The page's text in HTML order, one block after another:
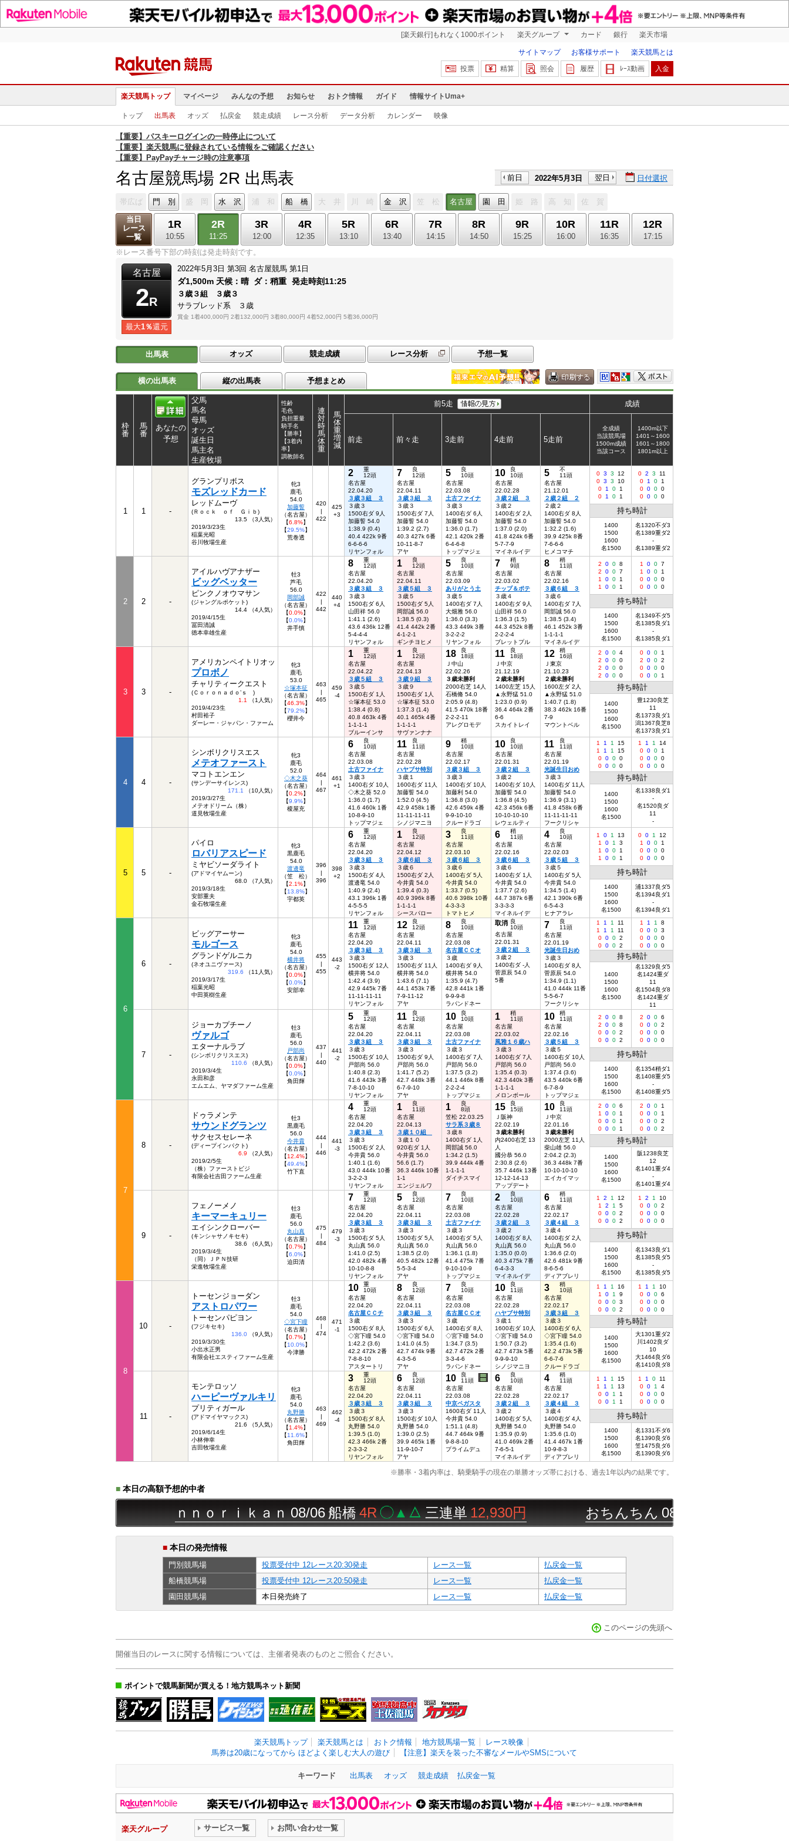
[楽天銀行]もれなく1000ポイント 楽天グループ カード 銀行 楽天市場
サイトマップ お客様サポート
楽天競馬とは
投票
精算 照会 履歴 ﾚｰｽ動画 入金
楽天競馬トップ マイページ みんなの予想 お知らせ おトク情報 ガイド 情報サイトUma+
トップ 出馬表 オッズ 払戻金 競走成績 レース分析 データ分析 カレンダー 映像
【重要】パスキーログインの一時停止について
【重要】楽天競馬に登録されている情報をご確認ください
【重要】PayPayチャージ時の注意事項
名古屋競馬場 2R 出馬表 前日 2022年5月3日 翌日 日付選択
帯広ば 門 別 盛 岡 水 沢 浦 和 船 橋 大 井 川 崎 金 沢 笠 松 名古屋 園 田 姫 路 高 知
佐 賀
当日
レース
一覧
1R
10:55
2R
11:25
3R
12:00
4R
12:35
5R
13:10
6R
13:40
7R
14:15
8R
14:50
9R
15:25
10R
16:00
11R
16:35
12R
17:15
※レース番号下部の時刻は発走時刻です。
名古屋
2R
最大1％還元
2022年5月3日 第3回 名古屋競馬 第1日
ダ1,500m 天候： 晴 ダ：稍重 発走時刻11:25
３歳３組 ３歳３
サラブレッド系 ３歳
賞金 1着400,000円 2着132,000円 3着80,000円 4着52,000円 5着36,000円
出馬表 オッズ 競走成績 レース分析 予想一覧
横の出馬表 縦の出馬表 予想まとめ
枠
番
馬
番
あなたの
予想
父馬
馬名
母馬
オッズ
誕生日
馬主名
生産牧場
性齢
毛色
負担重量
騎手名
【勝率】
【3着内
率】
調教師名
連
対
時
馬
体
重
馬
体
重
増
減
前5走 成績
前走 前々走 3走前 4走前 5走前
全成績
当該競馬場
1500m成績
当該コース
1400m以下
1401～1600
1601～1800
1801m以上
1 1 -
グランプリボス
モズレッドカード
レッドムーヴ
(Ｒｏｃｋ ｏｆ Ｇｉｂ)
13.5 （3人気）
2019/3/23生
稲葉光昭
谷川牧場生産
牝3
鹿毛
54.0
加藤誓
（名古屋）
【6.8%】
【29.5%】
荒巻透
420
|
422
425
+3
2
重
12頭
名古屋
22.04.20
３歳３組 ３
３歳３
1500右ダ 9人
加藤誓 54.0
1:38.9 (0.4)
40.4 422k 9番
6-6-6-6
リヤンフォル
7
良
12頭
名古屋
22.04.11
３歳３組 ３
３歳３
1500右ダ 7人
加藤誓 54.0
1:39.2 (2.7)
40.3 427k 6番
10-11-8-7
アヤ
5
良
10頭
名古屋
22.03.08
土古ファイナ
３歳３
1400右ダ 6人
加藤誓 54.0
1:36.0 (1.7)
42.1 420k 2番
6-4-6-8
トップマジェ
10
良
10頭
名古屋
22.02.28
３歳２組 ３
３歳２
1400右ダ 2人
加藤誓 54.0
1:37.0 (2.0)
41.8 424k 6番
5-7-7-9
マイネルイデ
5
不
11頭
名古屋
21.12.01
２歳２組 ２
２歳２
1400右ダ 8人
加藤誓 54.0
1:32.2 (1.6)
39.9 425k 8番
7-6-6-6
ヒメコマチ
0 3 3
12
0 3 3
10
0
1 0
1
0
1 0 1
0 2 3
11
0
1 0
1
0 0 0 0
0 0 0 0
持ち時計
1400
1500
1600
名1500
名1320不ダ3
名1389重ダ2
-
名1389重ダ2
2 2 -
アイルハヴアナザー
ビッグベッター
ピンクノオウマサン
(ジャングルポケット)
14.4 （4人気）
2019/4/15生
冨田清誠
徳本幸雄生産
牡3
芦毛
56.0
岡部誠
（名古屋）
【0.0%】
【0.0%】
井手慎
422
|
442
440
+4
8
重
12頭
名古屋
22.04.20
３歳３組 ３
３歳３
1500右ダ 6人
山田祥 56.0
1:41.1 (2.6)
43.6 436k 12番
5-4-4-4
リヤンフォル
1
良
12頭
名古屋
22.04.11
３歳５組 ３
３歳５
1500右ダ 5人
岡部誠 56.0
1:38.5 (0.3)
41.4 442k 2番
4-1-2-1
ギンチヨヒメ
5
良
10頭
名古屋
22.03.09
ありがとう土
３歳５
1400右ダ 7人
大畑雅 56.0
1:36.0 (3.3)
43.3 449k 3番
3-2-2-2
リヤンフォル
7
稍
9頭
名古屋
22.03.02
チップ＆ポテ
３歳４
1400右ダ 9人
山田祥 56.0
1:36.3 (1.5)
44.3 452k 8番
2-2-2-4
ブレットプル
8
稍
11頭
名古屋
22.02.16
３歳６組 ３
３歳６
1400右ダ 7人
岡部誠 56.0
1:38.5 (3.4)
46.1 452k 3番
1-1-1-1
マイネルイデ
2 0 0 8
2
0 0 7
1
0 0
1
1
0 0 1
1 0 0 7
1
0 0
1
0 0 0 0
0 0 0 0
持ち時計
1400
1500
1600
名1500
名1349不ダ5
名1385良ダ1
-
名1385良ダ1
3 3 -
アメリカンペイトリオッ
プロボノ
チャリティークエスト
(Ｃｏｒｏｎａｄｏ’ｓ )
1.1
（1人気）
2019/4/23生
村田裕子
ダーレー・ジャパン・ファーム
牝3
鹿毛
53.0
☆塚本征
（名古屋）
【46.3%】
【79.2%】
櫻井今
463
|
465
459
-4
1
重
12頭
名古屋
22.04.22
３歳５組 ３
３歳５
1500右ダ 1人
☆塚本征 53.0
1:38.4 (0.8)
40.8 463k 4番
1-1-1-1
ブルーインサ
1
良
12頭
名古屋
22.04.13
３歳９組 ３
３歳９
1500右ダ 1人
☆塚本征 53.0
1:37.3 (1.4)
40.1 465k 4番
1-1-1-1
サヴァンナナ
18
良
18頭
Ｊ中山
22.02.26
３歳未勝利
2000右芝 14人
石橋脩 54.0
2:05.9 (4.8)
41.5 470k 18番
2-2-2-11
アレグロモデ
11
良
18頭
Ｊ中京
21.12.19
２歳未勝利
1400左芝 15人
▲永野猛 51.0
1:23.0 (0.9)
36.4 464k 2番
6-6
スカイトレイ
12
稍
16頭
Ｊ東京
21.10.23
２歳未勝利
1600左ダ 2人
▲永野猛 51.0
1:40.7 (1.8)
38.3 462k 16番
7-9
マウントベル
2 0 0 4
2
0 0 0
2
0 0 0
2
0 0 0
0 0 0
1
2
0 0 2
0 0 0 0
0 0 0 1
持ち時計
1400
1500
1600
名1500
豊1230良芝
11
名1373良ダ1
潟1367良芝8
名1373良ダ1
4 4 -
シンボリクリスエス
メテオファースト
マコトエンエン
(サンデーサイレンス)
171.1
（10人気）
2019/3/27生
メテオドリーム（株）
道見牧場生産
牝3
鹿毛
52.0
◇木之葵
（名古屋）
【0.2%】
【9.9%】
榎屋充
464
|
467
461
+1
6
良
10頭
名古屋
22.03.08
土古ファイナ
３歳３
1400右ダ 10人
◇木之葵 52.0
1:36.0 (1.7)
41.6 460k 1番
10-8-9-10
トップマジェ
11
良
11頭
名古屋
22.02.28
ハヤブサ特別
３歳１
1600右ダ 11人
加藤誓 54.0
1:52.0 (4.5)
42.9 458k 1番
11-11-11-11
シノジマニヨ
9
稍
10頭
名古屋
22.02.17
３歳３組 ３
３歳３
1400右ダ 10人
加藤利 54.0
1:36.8 (3.0)
42.6 459k 4番
9-9-10-10
クルードラゴ
10
良
10頭
名古屋
22.01.31
３歳２組 ３
３歳２
1400右ダ 10人
加藤誓 54.0
1:36.8 (4.5)
42.3 456k 6番
10-10-10-10
レウェルティ
11
良
11頭
名古屋
22.01.19
光誕生日おめ
３歳３
1400右ダ 11人
加藤誓 54.0
1:36.9 (3.1)
41.8 458k 6番
11-11-11-11
フークリシャ
1 1 1
15
1
1 1
15
0 0 0 0
0 0 0 0
1 1 1
14
0 0 0
1
0 0 0 0
0 0 0 0
持ち時計
1400
1500
1600
名1500
名1338良ダ1
-
名1520良ダ
11
-
5 5 -
パイロ
ロバリアスピード
ミヤビソーダライト
(アドマイヤムーン)
68.0 （7人気）
2019/3/18生
安部重夫
金石牧場生産
牝3
黒鹿毛
54.0
渡邊竜
（笠 松）
【2.1%】
【13.8%】
宇都英
396
|
396
398
+2
6
重
12頭
名古屋
22.04.20
３歳３組 ３
３歳３
1500右ダ 4人
渡邊竜 54.0
1:40.9 (2.4)
43.1 396k 1番
4-5-5-5
リヤンフォル
1
良
12頭
名古屋
22.04.12
３歳６組 ３
３歳６
1500右ダ 2人
今井貴 54.0
1:39.4 (0.3)
40.9 396k 8番
1-1-1-1
シースパロー
3
良
11頭
名古屋
22.03.10
３歳６組 ３
３歳６
1400右ダ 5人
今井貴 54.0
1:33.7 (0.5)
40.6 398k 10番
4-3-3-3
トマトヒメ
6
稍
11頭
名古屋
22.02.16
３歳６組 ３
３歳６
1400右ダ 1人
今井貴 54.0
1:37.7 (2.6)
44.7 387k 6番
3-3-3-3
マイネルイデ
4
良
10頭
名古屋
22.02.03
３歳５組 ３
３歳５
1400右ダ 5人
今井貴 54.0
1:34.5 (1.4)
42.1 390k 6番
6-5-4-3
ヒナアラレ
1 0 1
13
1
0 1
3
1
0 0
1
1
0 0 1
0 0 1
12
1
0 0
1
0 0 0 0
0 0 0 0
持ち時計
1400
1500
1600
名1500
浦1337良ダ5
名1394良ダ1
-
名1394良ダ1
6
6 -
ビッグアーサー
モルゴース
グランドゲルニカ
(ネオユニヴァース)
319.6 （11人気）
2019/3/17生
稲葉光昭
中田英樹生産
牝3
鹿毛
54.0
横井将
（名古屋）
【0.0%】
【0.0%】
安部幸
455
|
455
443
-2
11
重
12頭
名古屋
22.04.20
３歳３組 ３
３歳３
1500右ダ 12人
横井将 54.0
1:42.4 (3.9)
42.9 445k 7番
11-11-11-11
リヤンフォル
12
良
12頭
名古屋
22.04.11
３歳３組 ３
３歳３
1500右ダ 11人
横井将 54.0
1:43.6 (7.1)
44.1 453k 7番
7-9-11-12
アヤ
8
良
10頭
名古屋
22.03.08
名古屋ＣＣオ
３歳
1400右ダ 9人
横井将 54.0
1:35.9 (4.7)
42.8 441k 1番
9-9-9-8
ラパンドネー
取消 良
10頭
名古屋
22.01.31
３歳２組 ３
３歳２
1400右ダ -人
菅原辰 54.0
5番
7
良
11頭
名古屋
22.01.19
光誕生日おめ
３歳３
1400右ダ 8人
菅原辰 54.0
1:34.9 (1.1)
41.0 444k 11番
5-5-6-7
フークリシャ
1 1 1
11
1
1 1
11
0 0 0 2
0 0 0 2
1 1 1
8
0 0 0 3
0 0 0 0
0 0 0 0
持ち時計
1400
1500
1600
名1500
名1329良ダ5
名1424重ダ
11
名1504良ダ8
名1424重ダ
11
7 -
ジョーカプチーノ
ヴァルゴ
エターナルラブ
(シンボリクリスエス)
110.6 （8人気）
2019/3/4生
永田和彦
エムエム、ヤマダファーム生産
牡3
鹿毛
56.0
戸部尚
（名古屋）
【0.0%】
【0.0%】
角田輝
437
|
440
441
-2
5
重
12頭
名古屋
22.04.20
３歳３組 ３
３歳３
1500右ダ 10人
戸部尚 56.0
1:40.8 (2.3)
41.6 443k 3番
7-8-10-10
リヤンフォル
11
良
12頭
名古屋
22.04.11
３歳３組 ３
３歳３
1500右ダ 9人
戸部尚 56.0
1:41.7 (5.2)
42.7 448k 3番
6-7-9-10
アヤ
10
良
10頭
名古屋
22.03.08
土古ファイナ
３歳３
1400右ダ 7人
戸部尚 56.0
1:37.5 (3.2)
44.1 446k 8番
2-2-2-4
トップマジェ
1
稍
11頭
名古屋
22.03.02
風雅１６歳ハ
３歳３
1400右ダ 7人
戸部尚 56.0
1:35.4 (0.3)
42.3 440k 3番
1-1-1-1
メロンボール
10
稍
11頭
名古屋
22.02.16
３歳５組 ３
３歳５
1400右ダ 10人
戸部尚 56.0
1:37.4 (3.6)
43.5 440k 6番
6-7-8-9
トップマジェ
2 0 0 8
2
0 0 8
0 0 0 2
0 0 0 2
2 0 0 6
0 0 0 2
0 0 0 0
0 0 0 0
持ち時計
1400
1500
1600
名1500
名1354稍ダ1
名1408重ダ5
-
名1408重ダ5
7
8 -
ドゥラメンテ
サウンドグランツ
サクセスセレーネ
(ディープインパクト)
6.9 （2人気）
2019/2/5生
（株）ファーストビジ
有限会社吉田ファーム生産
牡3
黒鹿毛
56.0
今井貴
（名古屋）
【12.4%】
【49.4%】
竹下直
444
|
446
441
-3
4
重
12頭
名古屋
22.04.20
３歳３組 ３
３歳３
1500右ダ 2人
今井貴 56.0
1:40.1 (1.6)
43.0 444k 10番
3-2-2-3
リヤンフォル
1
良
11頭
名古屋
22.04.13
３歳１０組
３歳１０
920右ダ 1人
今井貴 56.0
56.6 (1.7)
36.3 446k 10番
1-1
エンジェルワ
1
良
8頭
笠松 22.03.25
サラ系３歳８
３歳８
1400右ダ 1人
岡部誠 56.0
1:34.2 (1.5)
39.9 444k 4番
1-1-1-1
ダイチスマイ
15
良
15頭
Ｊ阪神
22.02.19
３歳未勝利
内2400右芝 13
人
國分恭 56.0
2:30.8 (2.6)
35.7 446k 13番
12-12-14-13
アップデート
10
良
11頭
Ｊ中京
22.01.16
３歳未勝利
2000左芝 11人
柴山雄 56.0
2:04.2 (2.3)
36.3 448k 7番
10-10-10-10
エイカイマッ
2 0 0 6
1
0 0
1
0 0 0
1
0 0 0 1
2 0 0
1
0 0 0
1
0 0 0 2
0 0 0 2
持ち時計
1400
1500
1600
名1500
阪1238良芝
12
名1401重ダ4
-
名1401重ダ4
9 -
フェノーメノ
キーマーキュリー
エイシンクローバー
(キンシャサノキセキ)
38.6 （6人気）
2019/3/4生
（同）ＪＰＮ技研
栄進牧場生産
牡3
鹿毛
56.0
丸山真
（名古屋）
【0.7%】
【6.0%】
迫田清
475
|
484
479
-3
7
重
12頭
名古屋
22.04.20
３歳３組 ３
３歳３
1500右ダ 5人
丸山真 56.0
1:41.0 (2.5)
42.0 482k 4番
10-10-8-8
リヤンフォル
5
良
12頭
名古屋
22.04.11
３歳３組 ３
３歳３
1500右ダ 5人
丸山真 56.0
1:38.5 (2.0)
40.5 482k 12番
5-5-3-4
アヤ
7
良
10頭
名古屋
22.03.08
土古ファイナ
３歳３
1400右ダ 5人
丸山真 56.0
1:36.1 (1.8)
41.4 475k 7番
9-10-10-9
トップマジェ
2
良
10頭
名古屋
22.02.28
３歳２組 ３
３歳２
1400右ダ 8人
丸山真 56.0
1:35.0 (0.0)
40.3 475k 7番
6-4-3-3
マイネルイデ
6
稍
11頭
名古屋
22.02.17
３歳４組 ３
３歳４
1400右ダ 2人
丸山真 56.0
1:36.6 (2.0)
42.6 481k 9番
8-6-5-6
ディアブレリ
1 2 1
12
1
2 1
5
0 0 0 2
0 0 0 2
1 2 1
10
0 0 0 2
0 0 0 0
0 0 0 0
持ち時計
1400
1500
1600
名1500
名1343良ダ1
名1385良ダ5
-
名1385良ダ5
8
10 -
トーセンジョーダン
アストロパワー
トーセンパピヨン
(フジキセキ)
136.0 （9人気）
2019/3/30生
小出水正男
有限会社エスティファーム生産
牡3
鹿毛
54.0
◇宮下瞳
（名古屋）
【0.7%】
【10.0%】
今津勝
468
|
474
471
-1
10
重
10頭
名古屋
22.04.20
名古屋ＣＣチ
３歳
1500右ダ 8人
◇宮下瞳 54.0
1:42.2 (3.6)
42.2 472k 2番
7-8-8-10
アスタートリ
8
良
12頭
名古屋
22.04.11
３歳３組 ３
３歳３
1500右ダ 6人
◇宮下瞳 54.0
1:41.0 (4.5)
42.7 474k 9番
4-3-5-6
アヤ
7
良
10頭
名古屋
22.03.08
名古屋ＣＣオ
３歳
1400右ダ 8人
◇宮下瞳 54.0
1:34.7 (3.5)
42.7 472k 2番
3-3-4-6
ラパンドネー
10
良
11頭
名古屋
22.02.28
ハヤブサ特別
３歳１
1600右ダ 10人
◇宮下瞳 54.0
1:50.7 (3.2)
42.7 473k 5番
9-9-9-10
シノジマニヨ
3
稍
10頭
名古屋
22.02.17
３歳３組 ３
３歳３
1400右ダ 6人
◇宮下瞳 54.0
1:35.4 (1.6)
42.2 473k 5番
6-6-7-6
クルードラゴ
1 1 1
16
1
0 1
9
0 0 0 3
0 0 0 2
1 1 1
10
0 0 0 6
0 0 0 0
0 0 0 0
持ち時計
1400
1500
1600
名1500
大1301重ダ2
川1402良ダ
10
大1464良ダ6
名1410良ダ8
11 -
モンテロッソ
ハーピーヴァルキリ
プリティガール
(アドマイヤマックス)
21.6 （5人気）
2019/6/14生
小林伸幸
吉田牧場生産
牝3
鹿毛
54.0
丸野勝
（名古屋）
【1.4%】
【11.6%】
角田輝
463
|
469
462
-4
3
重
12頭
名古屋
22.04.20
３歳３組 ３
３歳３
1500右ダ 8人
丸野勝 54.0
1:39.5 (1.0)
42.3 466k 2番
2-3-3-2
リヤンフォル
6
良
12頭
名古屋
22.04.11
３歳３組 ３
３歳３
1500右ダ 10人
丸野勝 54.0
1:39.0 (2.5)
39.9 465k 1番
11-9-10-7
アヤ
10
良
11頭
名古屋
22.03.08
中京ペガスタ
1600右ダ 11人
今井貴 54.0
1:51.1 (4.8)
44.7 464k 9番
9-8-8-10
プライムデュ
6
良
10頭
名古屋
22.02.28
３歳２組 ３
３歳２
1400右ダ 5人
丸野勝 54.0
1:35.9 (0.9)
41.0 469k 2番
7-6-5-1
マイネルイデ
4
稍
11頭
名古屋
22.02.17
３歳４組 ３
３歳４
1400右ダ 4人
丸野勝 54.0
1:35.6 (1.0)
41.4 467k 1番
10-9-8-3
ディアブレリ
1 1 1
15
1
1 1
13
0 0 1
1
0 0 1 1
1 1 0
11
0 0 1
4
0 0 0 0
0 0 0 0
持ち時計
1400
1500
1600
名1500
名1331不ダ6
名1390良ダ6
笠1475良ダ6
名1390良ダ6
※勝率・3着内率は、騎乗騎手の現在の単勝オッズ帯における、過去1年以内の結果です。
■ 本日の高額予想的中者
ｎｎｏｒｉｋａｎ08/06船橋4R◯▲△ 三連単12,930円 おちんちん08/06門別
■ 本日の発売情報
門別競馬場 投票受付中 12レース20:30発走 レース一覧
払戻金一覧
船橋競馬場 投票受付中 12レース20:50発走 レース一覧
払戻金一覧
園田競馬場 本日発売終了 レース一覧 払戻金一覧
このページの先頭へ
開催当日のレースに関する情報については、主催者発表のものとご照合ください。
ポイントで競馬新聞が買える！地方競馬ネット新聞
楽天競馬トップ 楽天競馬とは おトク情報 地方競馬場一覧
レース映像
馬券は20歳になってから ほどよく楽しむ大人の遊び
【注意】楽天を装った不審なメールやSMSについて
キーワード 出馬表 オッズ 競走成績 払戻金一覧
楽天グループ サービス一覧 お問い合わせ一覧